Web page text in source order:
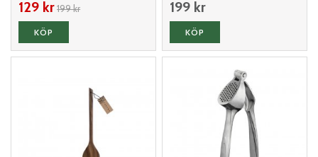
129 kr199 kr
KÖP
199 kr
KÖP